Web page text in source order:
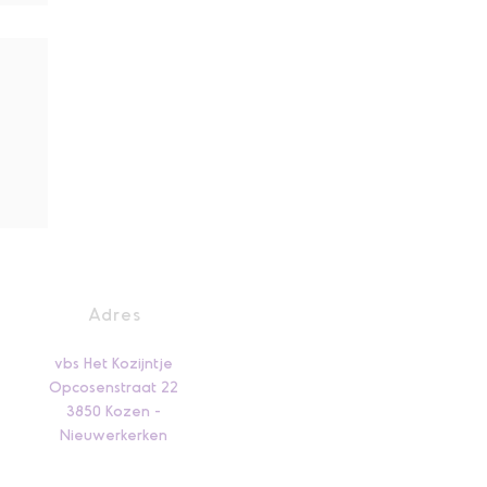
Adres
vbs Het Kozijntje
Opcosenstraat 22
3850 Kozen -
Nieuwerkerken